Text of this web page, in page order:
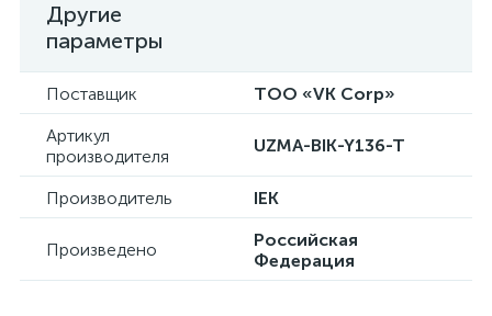
Другие
параметры
Поставщик
ТОО «VK Corp»
Артикул
производителя
UZMA-BIK-Y136-T
Производитель IEK
Произведено
Российская
Федерация